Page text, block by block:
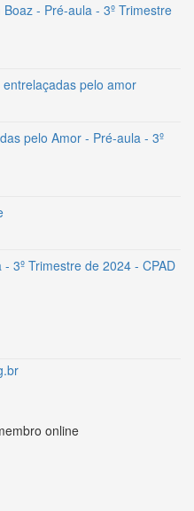
- Pré-aula - 3º Trimestre
pelo amor
pelo Amor - Pré-aula - 3º
3º Trimestre de 2024 - CPAD
online